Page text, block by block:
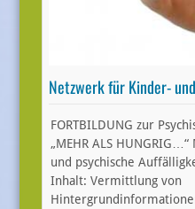
Netzwerk für Kinder-
FORTBILDUNG zur
„MEHR ALS
und psychische
Inhalt: Vermittlung von